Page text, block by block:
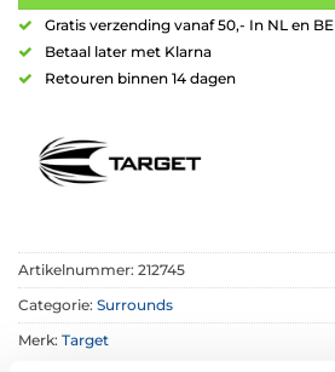
Gratis verzending vanaf 50,- In NL en BE
Betaal later met Klarna
Retouren binnen 14 dagen
Artikelnummer: 212745
Categorie: Surrounds
Merk: Target